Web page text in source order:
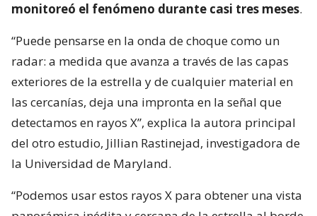
monitoreó el fenómeno durante casi tres meses.
“Puede pensarse en la onda de choque como un
radar: a medida que avanza a través de las capas
exteriores de la estrella y de cualquier material en
las cercanías, deja una impronta en la señal que
detectamos en rayos X”, explica la autora principal
del otro estudio, Jillian Rastinejad, investigadora de
la Universidad de Maryland.
“Podemos usar estos rayos X para obtener una vista